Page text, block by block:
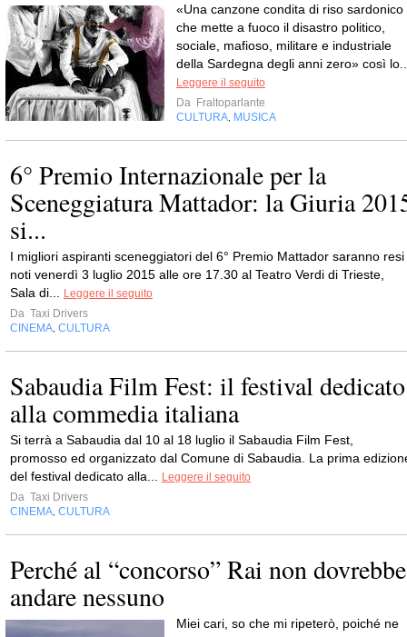
«Una canzone condita di riso sardonico
che mette a fuoco il disastro politico,
sociale, mafioso, militare e industriale
della Sardegna degli anni zero» così
Leggere il seguito
Da Fraltoparlante
CULTURA MUSICA
6° Premio Internazionale per la
Sceneggiatura Mattador: la Giuria
si...
I migliori aspiranti sceneggiatori del 6° Premio Mattador saranno resi
noti venerdì 3 luglio 2015 alle ore 17.30 al Teatro Verdi di Trieste,
Sala di...
Leggere il seguito
Da Taxi Drivers
CINEMA CULTURA
Sabaudia Film Fest: il festival dedicato
alla commedia italiana
Si terrà a Sabaudia dal 10 al 18 luglio il Sabaudia Film Fest,
promosso ed organizzato dal Comune di Sabaudia. La prima
del festival dedicato alla...
Leggere il seguito
Da Taxi Drivers
CINEMA CULTURA
Perché al “concorso” Rai non dovrebbe
andare nessuno
Miei cari, so che mi ripeterò, poiché ne